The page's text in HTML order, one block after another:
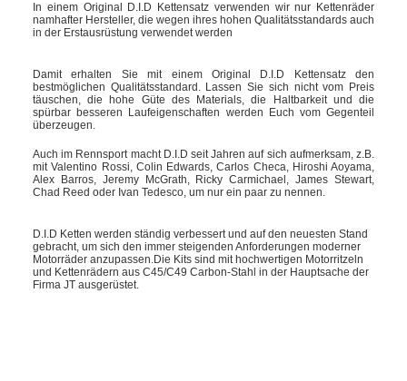
In einem Original D.I.D Kettensatz verwenden wir nur Kettenräder
namhafter Hersteller, die wegen ihres hohen Qualitätsstandards auch
in der Erstausrüstung verwendet werden
Damit erhalten Sie mit einem Original D.I.D Kettensatz den
bestmöglichen Qualitätsstandard. Lassen Sie sich nicht vom Preis
täuschen, die hohe Güte des Materials, die Haltbarkeit und die
spürbar besseren Laufeigenschaften werden Euch vom Gegenteil
überzeugen.
Auch im Rennsport macht D.I.D seit Jahren auf sich aufmerksam, z.B.
mit Valentino Rossi, Colin Edwards, Carlos Checa, Hiroshi Aoyama,
Alex Barros, Jeremy McGrath, Ricky Carmichael, James Stewart,
Chad Reed oder Ivan Tedesco, um nur ein paar zu nennen.
D.I.D Ketten werden ständig verbessert und auf den neuesten Stand
gebracht, um sich den immer steigenden Anforderungen moderner
Motorräder anzupassen.Die Kits sind mit hochwertigen Motorritzeln
und Kettenrädern aus C45/C49 Carbon-Stahl in der Hauptsache der
Firma JT ausgerüstet.